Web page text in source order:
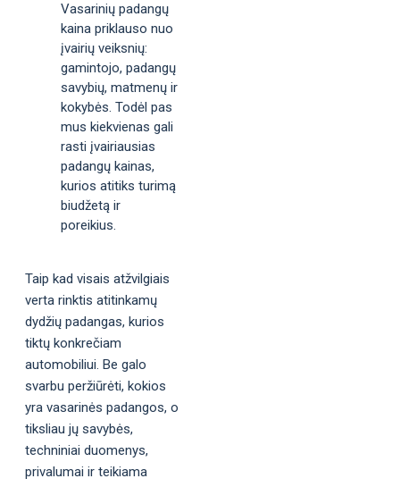
Vasarinių padangų
kaina priklauso nuo
įvairių veiksnių:
gamintojo, padangų
savybių, matmenų ir
kokybės. Todėl pas
mus kiekvienas gali
rasti įvairiausias
padangų kainas,
kurios atitiks turimą
biudžetą ir
poreikius.
Taip kad visais atžvilgiais
verta rinktis atitinkamų
dydžių padangas, kurios
tiktų konkrečiam
automobiliui. Be galo
svarbu peržiūrėti, kokios
yra vasarinės padangos, o
tiksliau jų savybės,
techniniai duomenys,
privalumai ir teikiama